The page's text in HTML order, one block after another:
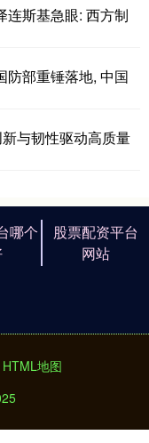
连斯基急眼: 西方制
防部重锤落地, 中国
与韧性驱动高质量
哪个
股票配资平台
网站
HTML地图